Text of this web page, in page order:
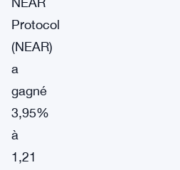
Protocol
(NEAR)
a
gagné
3,95%
à
1,21